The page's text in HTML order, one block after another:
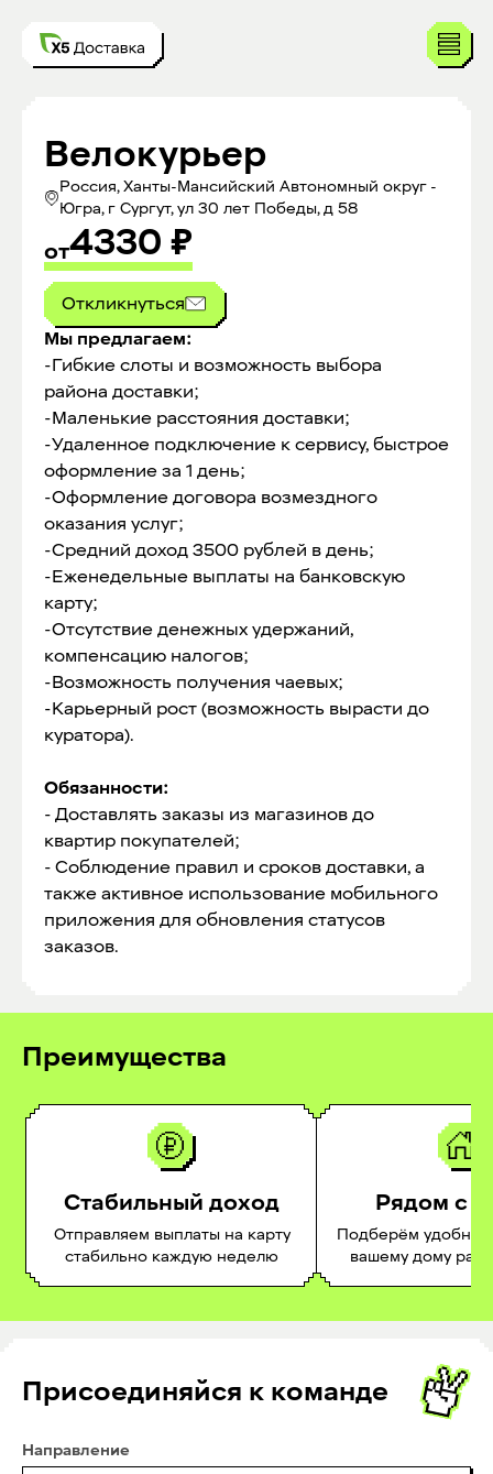
Велокурьер
Россия, Ханты-Мансийский Автономный округ -
Югра, г Сургут, ул 30 лет Победы, д 58
от4330 ₽
Откликнуться
Мы предлагаем:
-Гибкие слоты и возможность выбора
района доставки;
-Маленькие расстояния доставки;
-Удаленное подключение к сервису, быстрое
оформление за 1 день;
-Оформление договора возмездного
оказания услуг;
-Средний доход 3500 рублей в день;
-Еженедельные выплаты на банковскую
карту;
-Отсутствие денежных удержаний,
компенсацию налогов;
-Возможность получения чаевых;
-Карьерный рост (возможность вырасти до
куратора).
Обязанности:
- Доставлять заказы из магазинов до
квартир покупателей;
- Соблюдение правил и сроков доставки, а
также активное использование мобильного
приложения для обновления статусов
заказов.
Преимущества
Стабильный доход
Отправляем выплаты на карту
стабильно каждую неделю
Рядом с
Подберём удобное
вашему дому
Присоединяйся к команде
Направление